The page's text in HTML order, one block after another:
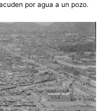
por agua a un pozo.